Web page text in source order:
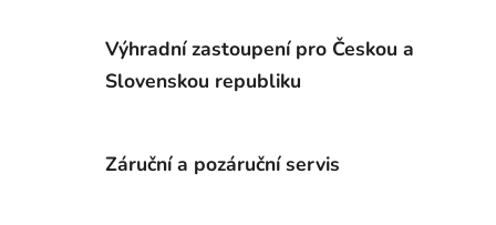
Výhradní zastoupení pro Českou a
Slovenskou republiku
Záruční a pozáruční servis